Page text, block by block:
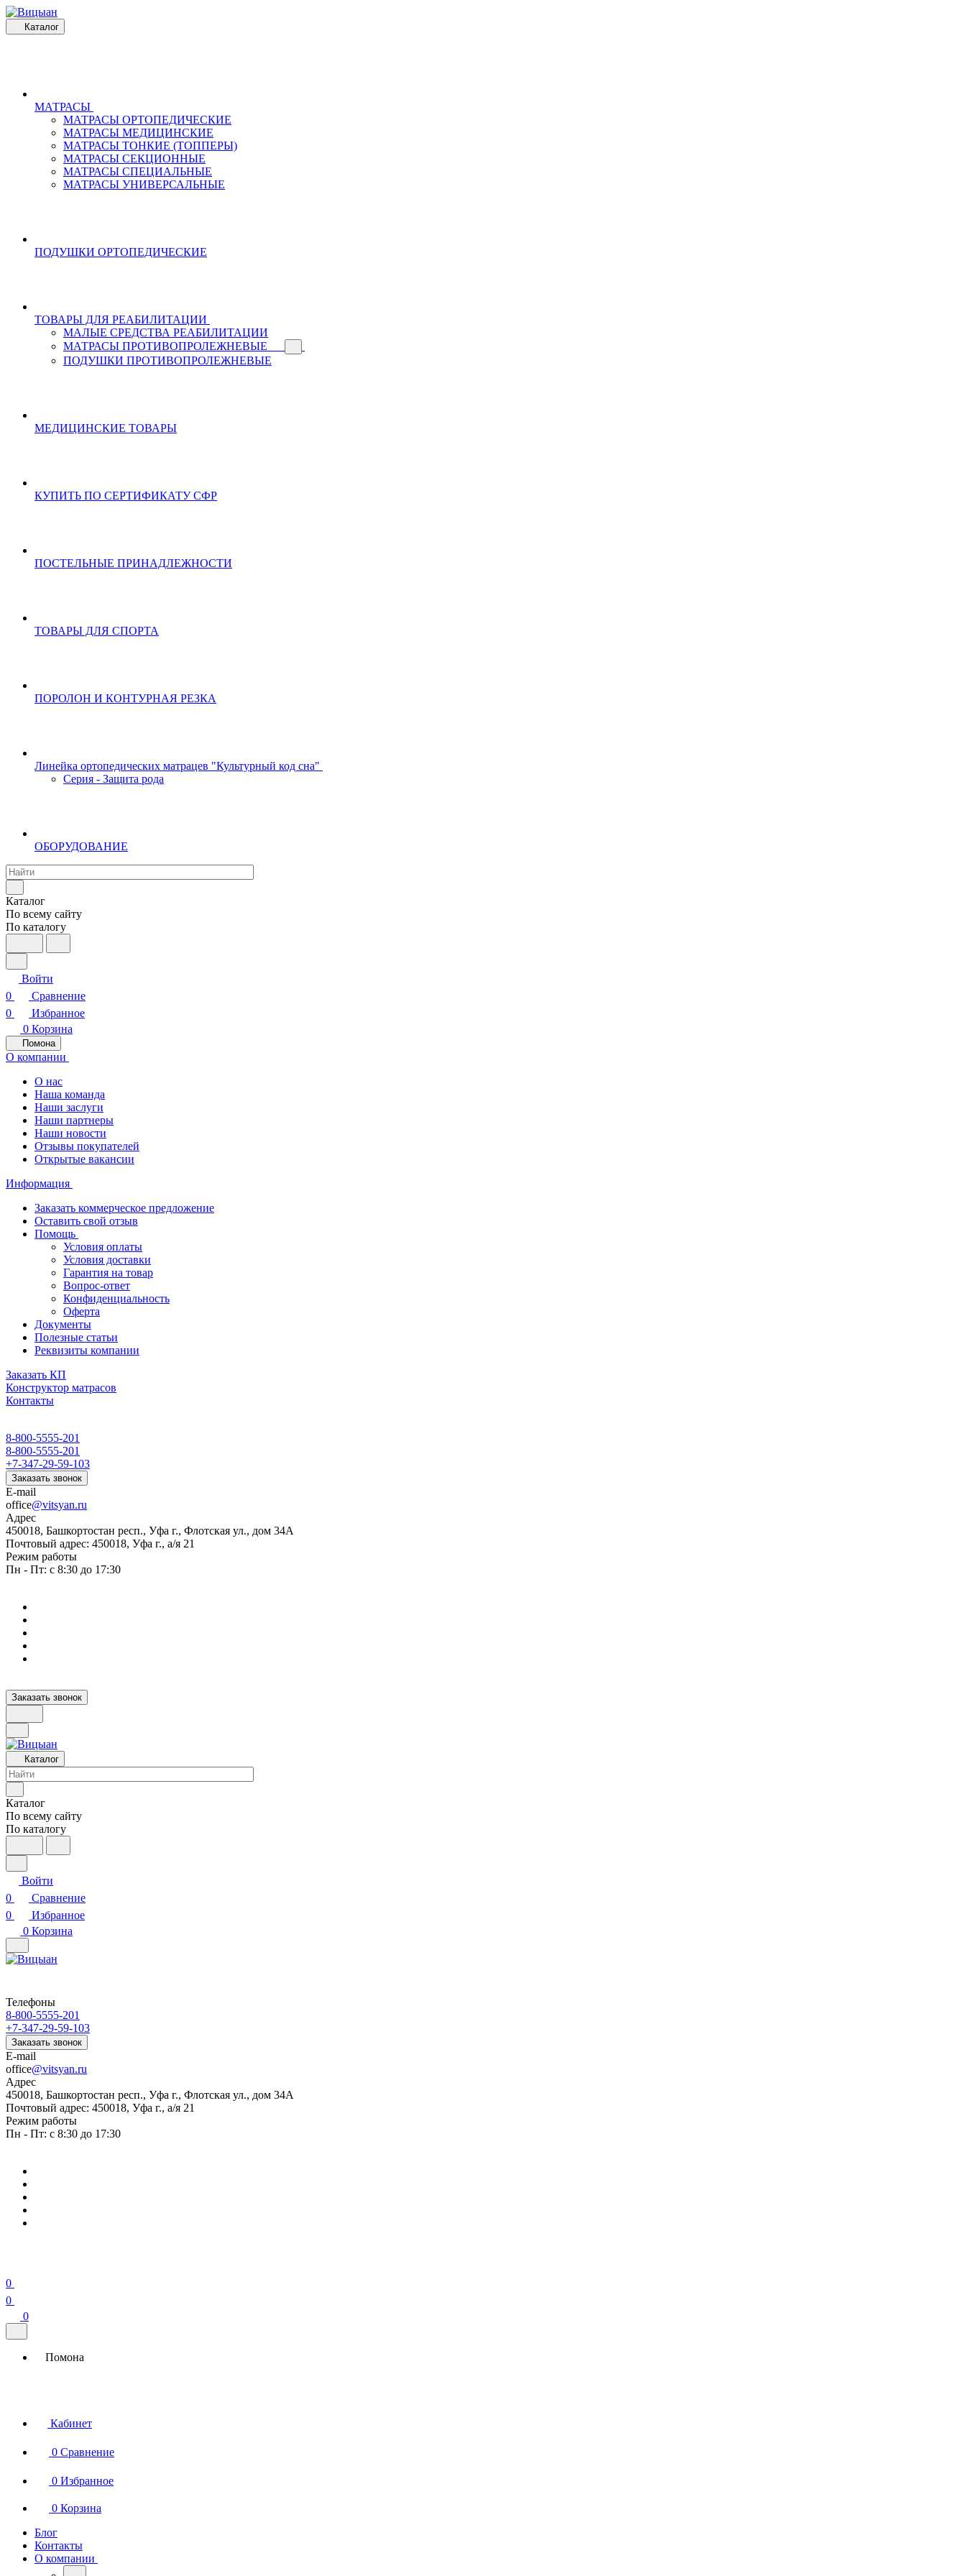
Каталог
МАТРАСЫ
МАТРАСЫ ОРТОПЕДИЧЕСКИЕ
МАТРАСЫ МЕДИЦИНСКИЕ
МАТРАСЫ ТОНКИЕ (ТОППЕРЫ)
МАТРАСЫ СЕКЦИОННЫЕ
МАТРАСЫ СПЕЦИАЛЬНЫЕ
МАТРАСЫ УНИВЕРСАЛЬНЫЕ
ПОДУШКИ ОРТОПЕДИЧЕСКИЕ
ТОВАРЫ ДЛЯ РЕАБИЛИТАЦИИ
МАЛЫЕ СРЕДСТВА РЕАБИЛИТАЦИИ
МАТРАСЫ ПРОТИВОПРОЛЕЖНЕВЫЕ
ПОДУШКИ ПРОТИВОПРОЛЕЖНЕВЫЕ
МЕДИЦИНСКИЕ ТОВАРЫ
КУПИТЬ ПО СЕРТИФИКАТУ СФР
ПОСТЕЛЬНЫЕ ПРИНАДЛЕЖНОСТИ
ТОВАРЫ ДЛЯ СПОРТА
ПОРОЛОН И КОНТУРНАЯ РЕЗКА
Линейка ортопедических матрацев "Культурный код сна"
Серия - Защита рода
ОБОРУДОВАНИЕ
Каталог
По всему сайту
По каталогу
Войти
0
Сравнение
0
Избранное
0 Корзина
Помона
О компании
О нас
Наша команда
Наши заслуги
Наши партнеры
Наши новости
Отзывы покупателей
Открытые вакансии
Информация
Заказать коммерческое предложение
Оставить свой отзыв
Помощь
Условия оплаты
Условия доставки
Гарантия на товар
Вопрос-ответ
Конфиденциальность
Оферта
Документы
Полезные статьи
Реквизиты компании
Заказать КП
Конструктор матрасов
Контакты
8-800-5555-201
8-800-5555-201
+7-347-29-59-103
Заказать звонок
E-mail
office@vitsyan.ru
Адрес
450018, Башкортостан респ., Уфа г., Флотская ул., дом 34А
Почтовый адрес: 450018, Уфа г., а/я 21
Режим работы
Пн - Пт: с 8:30 до 17:30
Заказать звонок
Каталог
Каталог
По всему сайту
По каталогу
Войти
0
Сравнение
0
Избранное
0 Корзина
Телефоны
8-800-5555-201
+7-347-29-59-103
Заказать звонок
E-mail
office@vitsyan.ru
Адрес
450018, Башкортостан респ., Уфа г., Флотская ул., дом 34А
Почтовый адрес: 450018, Уфа г., а/я 21
Режим работы
Пн - Пт: с 8:30 до 17:30
0
0
0
Помона
Кабинет
0 Сравнение
0 Избранное
0 Корзина
Блог
Контакты
О компании